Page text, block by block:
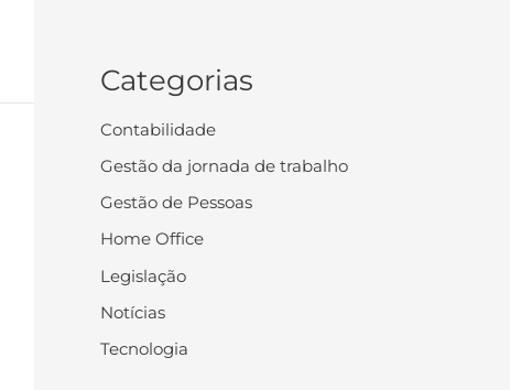
Categorias
Contabilidade
Gestão da jornada de trabalho
Gestão de Pessoas
Home Office
Legislação
Notícias
Tecnologia